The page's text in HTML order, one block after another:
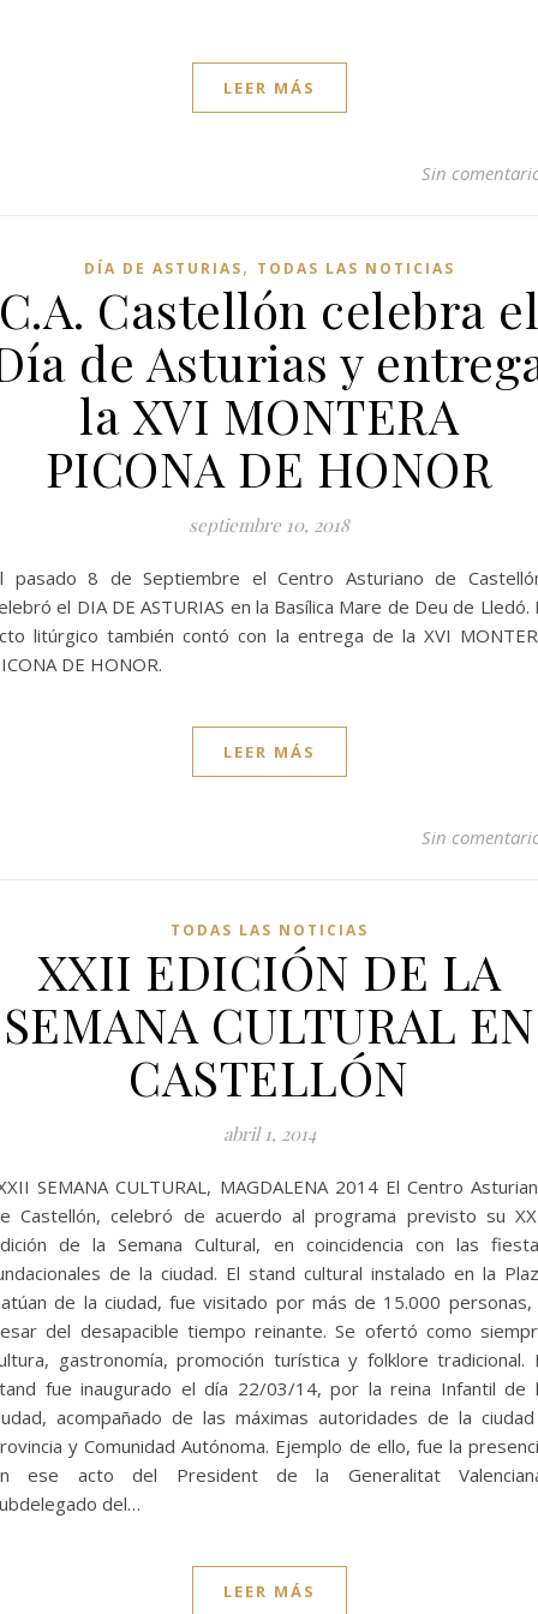
LEER MÁS
Sin
DÍA DE ASTURIAS, TODAS LAS NOTICIAS
C.A. Castellón celebra el
de Asturias y
la XVI MONTERA
PICONA DE HONOR
septiembre 10, 2018
pasado 8 de Septiembre el Centro Asturiano de
el DIA DE ASTURIAS en la Basílica Mare de Deu de Lledó.
litúrgico también contó con la entrega de la XVI
DE HONOR.
LEER MÁS
Sin
TODAS LAS NOTICIAS
XXII EDICIÓN DE LA
SEMANA CULTURAL EN
CASTELLÓN
abril 1, 2014
SEMANA CULTURAL, MAGDALENA 2014 El Centro
Castellón, celebró de acuerdo al programa previsto su
de la Semana Cultural, en coincidencia con las
de la ciudad. El stand cultural instalado en la
de la ciudad, fue visitado por más de 15.000 personas,
del desapacible tiempo reinante. Se ofertó como
gastronomía, promoción turística y folklore tradicional.
fue inaugurado el día 22/03/14, por la reina Infantil de
acompañado de las máximas autoridades de la
y Comunidad Autónoma. Ejemplo de ello, fue la
ese acto del President de la Generalitat
del…
LEER MÁS